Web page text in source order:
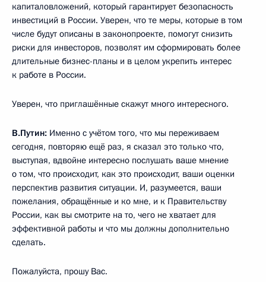
капиталовложений, который гарантирует безопасность
инвестиций в России. Уверен, что те меры, которые в том
числе будут описаны в законопроекте, помогут снизить
риски для инвесторов, позволят им сформировать более
длительные бизнес-планы и в целом укрепить интерес
к работе в России.
Уверен, что приглашённые скажут много интересного.
В.Путин: Именно с учётом того, что мы переживаем
сегодня, повторяю ещё раз, я сказал это только что,
выступая, вдвойне интересно послушать ваше мнение
о том, что происходит, как это происходит, ваши оценки
перспектив развития ситуации. И, разумеется, ваши
пожелания, обращённые и ко мне, и к Правительству
России, как вы смотрите на то, чего не хватает для
эффективной работы и что мы должны дополнительно
сделать.
Пожалуйста, прошу Вас.